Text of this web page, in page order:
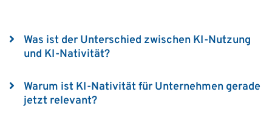
Erweitern Sie
Was ist der Unterschied zwischen KI-Nutzung
und KI-Nativität?
Erweitern Sie
Warum ist KI-Nativität für Unternehmen gerade
jetzt relevant?